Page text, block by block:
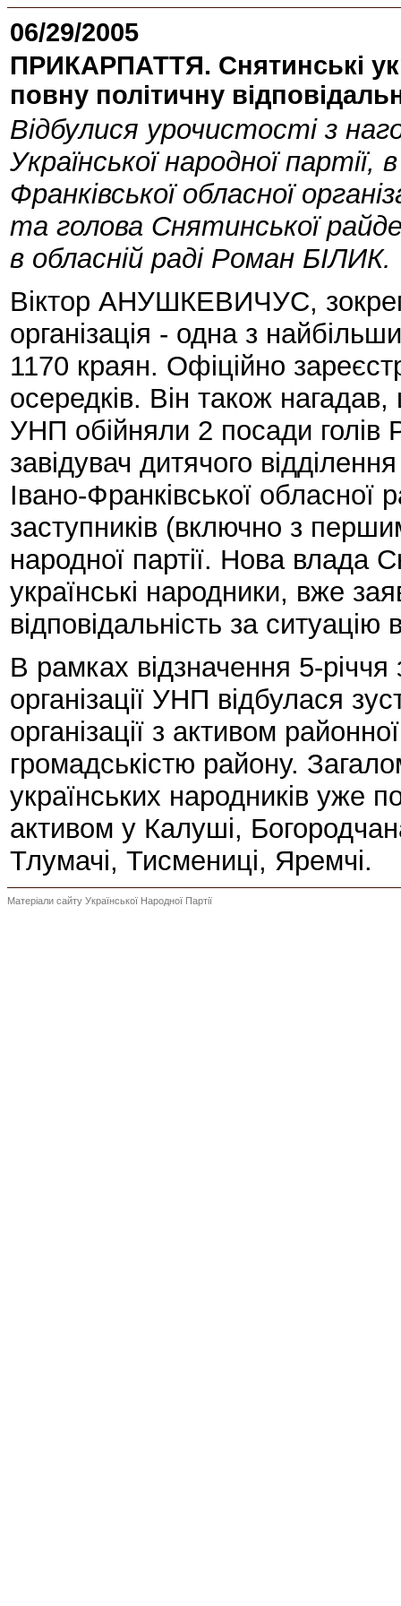
06/29/2005
ПРИКАРПАТТЯ. Снятинські
повну політичну
Відбулися урочистості з
Української народної
Франківської обласної
та голова Снятинської
в обласній раді Роман БІЛИК.
Віктор АНУШКЕВИЧУС,
організація - одна з
1170 краян. Офіційно
осередків. Він також
УНП обійняли 2 посади голів
завідувач дитячого
Івано-Франківської
заступників (включно з
народної партії. Нова влада
українські народники, вже
відповідальність за ситуацію
В рамках відзначення 5-
організації УНП відбулася
організації з активом
громадськістю району.
українських народників уже
активом у Калуші,
Тлумачі, Тисмениці, Яремчі.
Матеріали сайту Української Народної Партії